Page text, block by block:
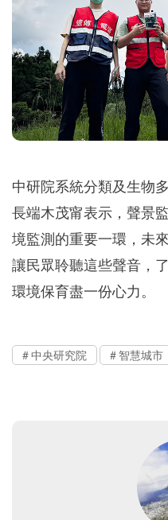
中研院系統分類及生物
長端木茂甯表示，聲景
境監測的重要一環，未
讓民眾聆聽這些聲音，
環境保育盡一份心力。
中央研究院 智慧城市